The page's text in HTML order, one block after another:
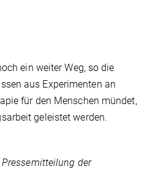
ein weiter Weg, so die
aus Experimenten an
für den Menschen mündet,
geleistet werden.
der